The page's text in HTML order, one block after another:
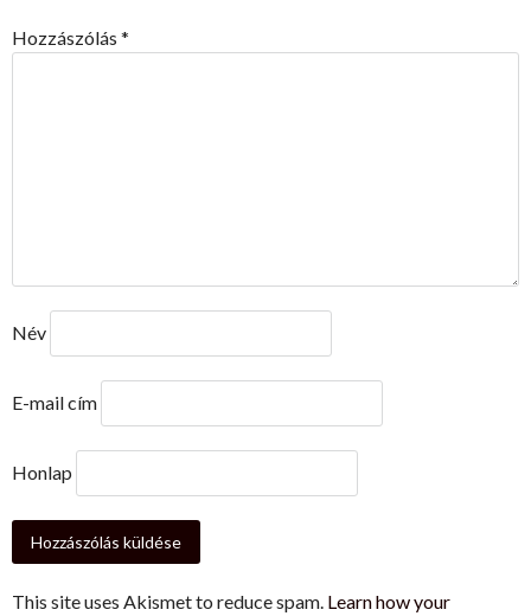
Hozzászólás *
Név
E-mail cím
Honlap
This site uses Akismet to reduce spam. Learn how your